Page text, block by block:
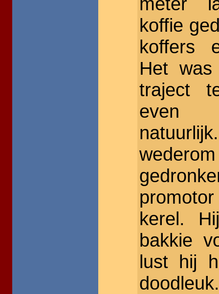
koffie
koffers
Het
traject
even
kerel.
bakkie
lust hij
doodleuk.